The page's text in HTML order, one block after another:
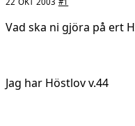
Vad ska ni gjöra på ert
Jag har Höstlov v.44